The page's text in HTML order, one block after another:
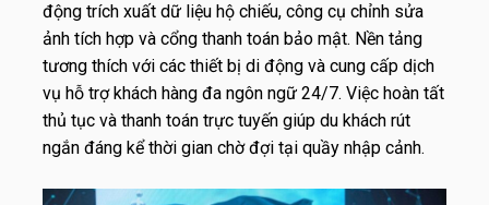
động trích xuất dữ liệu hộ chiếu, công cụ chỉnh sửa
ảnh tích hợp và cổng thanh toán bảo mật. Nền tảng
tương thích với các thiết bị di động và cung cấp dịch
vụ hỗ trợ khách hàng đa ngôn ngữ 24/7. Việc hoàn tất
thủ tục và thanh toán trực tuyến giúp du khách rút
ngắn đáng kể thời gian chờ đợi tại quầy nhập cảnh.